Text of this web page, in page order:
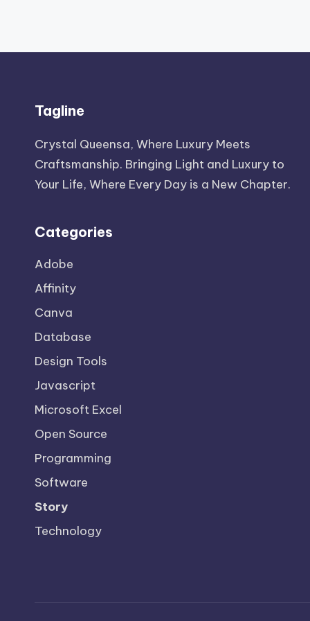
Tagline
Crystal Queensa, Where Luxury Meets
Craftsmanship. Bringing Light and Luxury to
Your Life, Where Every Day is a New Chapter.
Categories
Adobe
Affinity
Canva
Database
Design Tools
Javascript
Microsoft Excel
Open Source
Programming
Software
Story
Technology